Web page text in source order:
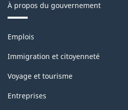
À propos du gouvernement
Thèmes
sujets
Emplois
Immigration et citoyenneté
Voyage et tourisme
Entreprises